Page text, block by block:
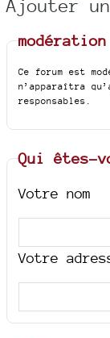
Ajouter
Ce forum est
n’apparaîtra
responsables.
Qui êtes-
Votre nom
Votre